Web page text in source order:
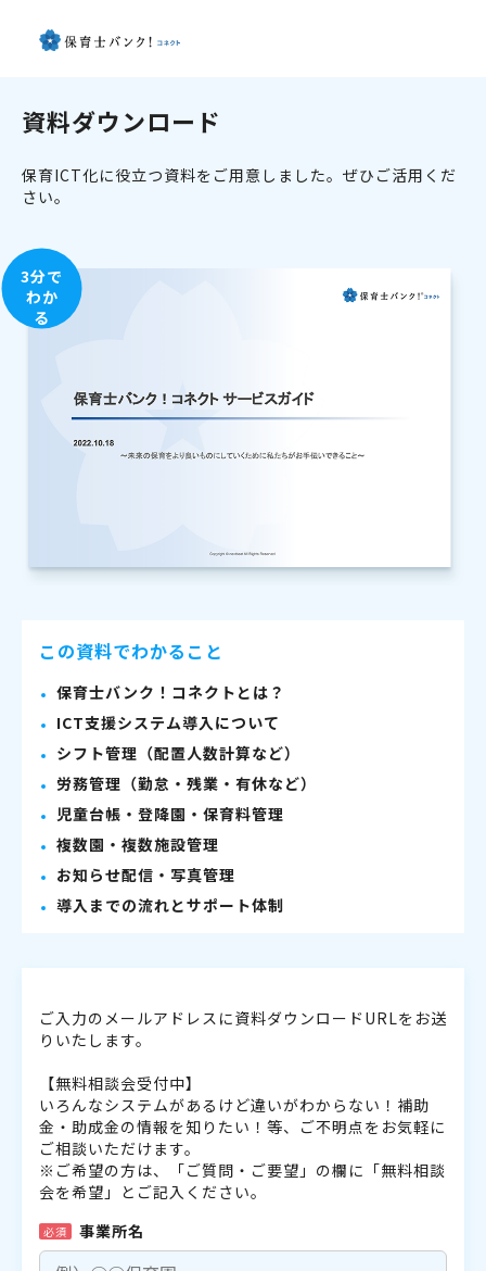
資料ダウンロード
保育ICT化に役立つ資料をご用意しました。ぜひご活用くだ
さい。
3分で
わか
る
この資料でわかること
保育士バンク！コネクトとは？
ICT支援システム導入について
シフト管理（配置人数計算など）
労務管理（勤怠・残業・有休など）
児童台帳・登降園・保育料管理
複数園・複数施設管理
お知らせ配信・写真管理
導入までの流れとサポート体制
ご入力のメールアドレスに資料ダウンロードURLをお送
りいたします。
【無料相談会受付中】
いろんなシステムがあるけど違いがわからない！補助
金・助成金の情報を知りたい！等、ご不明点をお気軽に
ご相談いただけます。
※ご希望の方は、「ご質問・ご要望」の欄に「無料相談
会を希望」とご記入ください。
必須 事業所名